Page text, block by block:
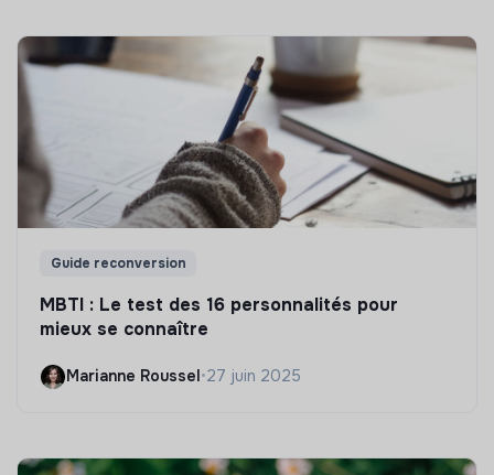
Guide reconversion
MBTI : Le test des 16 personnalités pour
mieux se connaître
Marianne Roussel •27 juin 2025